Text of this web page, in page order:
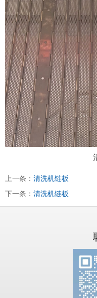
上一条： 清洗机链板
下一条： 清洗机链板